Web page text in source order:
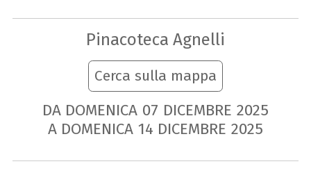
Pinacoteca Agnelli
Cerca sulla mappa
DA DOMENICA 07 DICEMBRE 2025
A DOMENICA 14 DICEMBRE 2025